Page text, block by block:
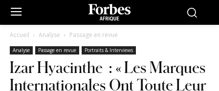
Accueil Analyse Passage en revue
Analyse Passage en revue Portraits & Interviews
Izar Hyacinthe : « Les Marques
Internationales Ont Toute Leur